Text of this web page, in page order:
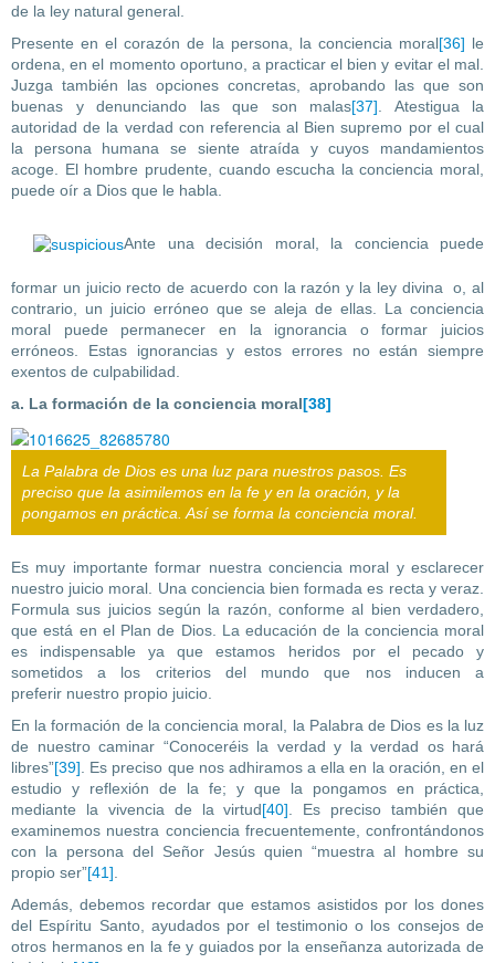
de la ley natural general.
Presente en el corazón de la persona, la conciencia moral[36] le
ordena, en el momento oportuno, a practicar el bien y evitar el mal.
Juzga también las opciones concretas, aprobando las que son
buenas y denunciando las que son malas[37] . Atestigua la
autoridad de la verdad con referencia al Bien supremo por el cual
la persona humana se siente atraída y cuyos mandamientos
acoge. El hombre prudente, cuando escucha la conciencia moral,
puede oír a Dios que le habla.
Ante una decisión moral, la conciencia puede
formar un juicio recto de acuerdo con la razón y la ley divina o, al
contrario, un juicio erróneo que se aleja de ellas. La conciencia
moral puede permanecer en la ignorancia o formar juicios
erróneos. Estas ignorancias y estos errores no están siempre
exentos de culpabilidad.
a. La formación de la conciencia moral[38]
La Palabra de Dios es una luz para nuestros pasos. Es
preciso que la asimilemos en la fe y en la oración, y la
pongamos en práctica. Así se forma la conciencia moral.
Es muy importante formar nuestra conciencia moral y esclarecer
nuestro juicio moral. Una conciencia bien formada es recta y veraz.
Formula sus juicios según la razón, conforme al bien verdadero,
que está en el Plan de Dios. La educación de la conciencia moral
es indispensable ya que estamos heridos por el pecado y
sometidos a los criterios del mundo que nos inducen a
preferir nuestro propio juicio.
En la formación de la conciencia moral, la Palabra de Dios es la luz
de nuestro caminar “Conoceréis la verdad y la verdad os hará
libres”[39] . Es preciso que nos adhiramos a ella en la oración, en el
estudio y reflexión de la fe; y que la pongamos en práctica,
mediante la vivencia de la virtud[40] . Es preciso también que
examinemos nuestra conciencia frecuentemente, confrontándonos
con la persona del Señor Jesús quien “muestra al hombre su
propio ser”[41]
Además, debemos recordar que estamos asistidos por los dones
del Espíritu Santo, ayudados por el testimonio o los consejos de
otros hermanos en la fe y guiados por la enseñanza autorizada de